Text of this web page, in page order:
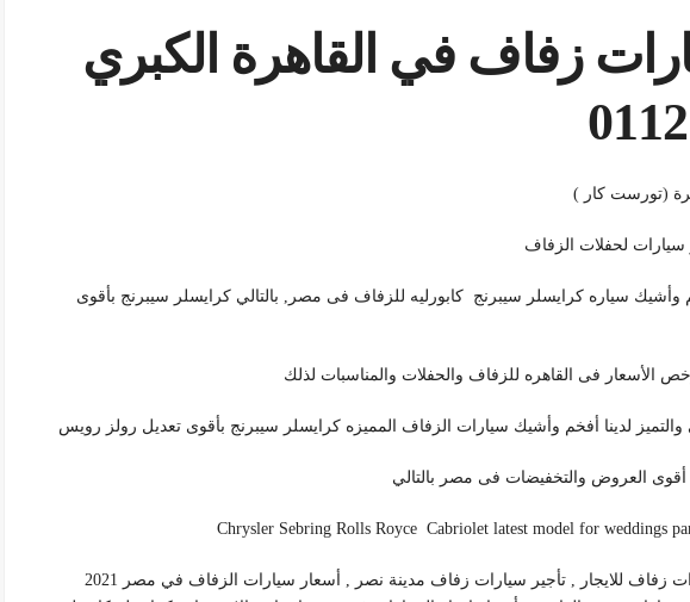
زفاف في القاهرة الكبري
(تورست كار )
لحفلات الزفاف
سياره كرايسلر سيبرنج كابورليه للزفاف فى مصر, بالتالي كرايسلر سيبرنج بأقوى
الأسعار فى القاهره للزفاف والحفلات والمناسبات لذلك
والتميز لدينا أفخم وأشيك سيارات الزفاف المميزه كرايسلر سيبرنج بأقوى تعديل رولز رويس
أقوى العروض والتخفيضات فى مصر بالتالي
Chrysler Sebring Rolls Royce Cabriolet latest model for weddings
زفاف للايجار , تأجير سيارات زفاف مدينة نصر , أسعار سيارات الزفاف في مصر 2021